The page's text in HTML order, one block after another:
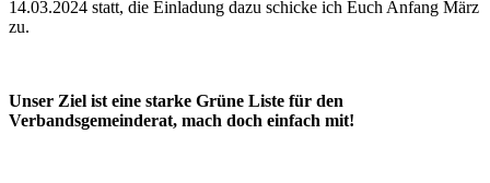
14.03.2024 statt, die Einladung dazu schicke ich Euch Anfang März
zu.
Unser Ziel ist eine starke Grüne Liste für den
Verbandsgemeinderat, mach doch einfach mit!